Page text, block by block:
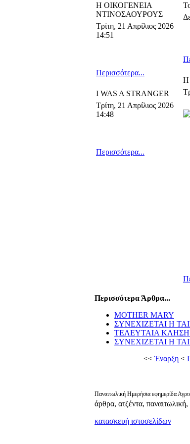
Η ΟΙΚΟΓΕΝΕΙΑ
ΝΤΙΝΟΣΑΟΥΡΟΥΣ
Τρίτη, 21 Απρίλιος 2026
14:51
Περισσότερα...
I WAS A STRANGER
Τρίτη, 21 Απρίλιος 2026
14:48
Περισσότερα...
Η
Περισσότερα Άρθρα...
MOTHER MARY
ΣΥΝΕΧΙΖΕΤΑΙ Η
ΤΕΛΕΥΤΑΙΑ ΚΛΗΣΗ
ΣΥΝΕΧΙΖΕΤΑΙ Η
<<Έναρξη <
Παναιτωλική Ημερήσια εφημερίδα
άρθρα, ατζέντα, παναιτωλική,
κατασκευή ιστοσελίδων